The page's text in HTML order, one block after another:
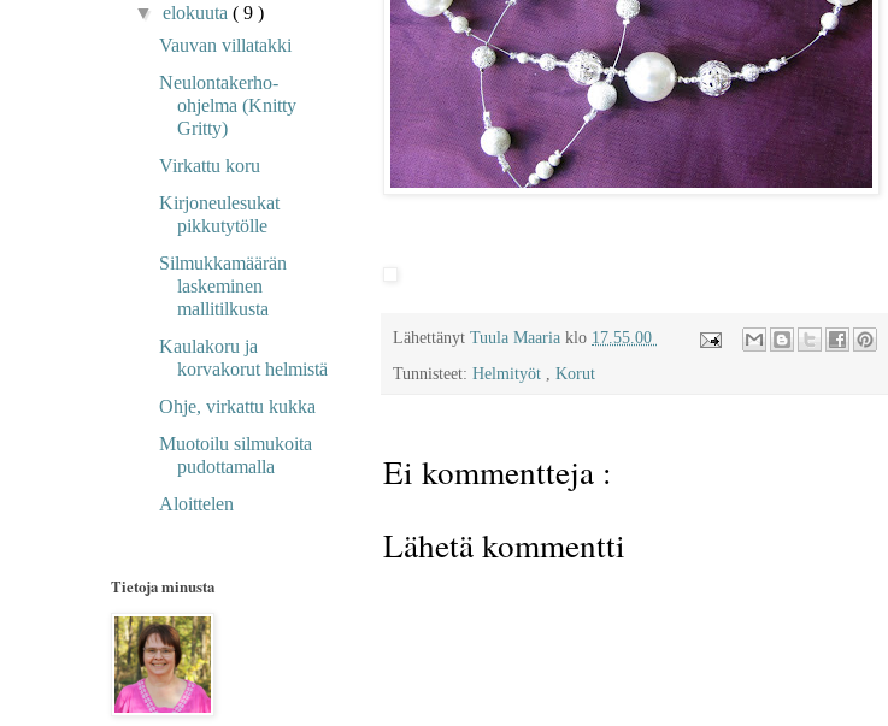
Lähettänyt Tuula Maaria klo 17.55.00
Tunnisteet: Helmityöt , Korut
Ei kommentteja :
Lähetä kommentti
▼elokuuta( 9 )
Vauvan villatakki
Neulontakerho-
ohjelma (Knitty
Gritty)
Virkattu koru
Kirjoneulesukat
pikkutytölle
Silmukkamäärän
laskeminen
mallitilkusta
Kaulakoru ja
korvakorut helmistä
Ohje, virkattu kukka
Muotoilu silmukoita
pudottamalla
Aloittelen
Tietoja minusta